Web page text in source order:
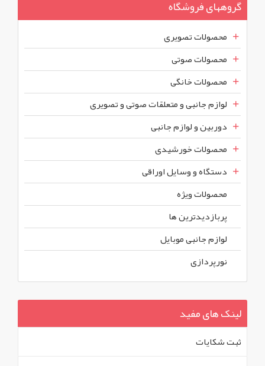
گروههای فروشگاه
محصولات تصویری
محصولات صوتی
محصولات خانگی
لوازم جانبی و متعلقات صوتی و تصویری
دوربین و لوازم جانبی
محصولات خورشیدی
دستگاه و وسایل اوراقی
محصولات ويژه
پربازديدترين ها
لوازم جانبی موبایل
نورپردازی
لینک های مفید
ثبت شکايات